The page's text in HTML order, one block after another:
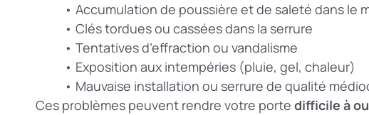
• Accumulation de poussière et de saleté dans le
• Clés tordues ou cassées dans la serrure
• Tentatives d’effraction ou vandalisme
• Exposition aux intempéries (pluie, gel, chaleur)
• Mauvaise installation ou serrure de qualité
Ces problèmes peuvent rendre votre porte difficile à